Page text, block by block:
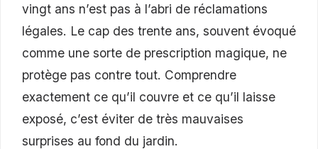
vingt ans n’est pas à l’abri de réclamations
légales. Le cap des trente ans, souvent évoqué
comme une sorte de prescription magique, ne
protège pas contre tout. Comprendre
exactement ce qu’il couvre et ce qu’il laisse
exposé, c’est éviter de très mauvaises
surprises au fond du jardin.